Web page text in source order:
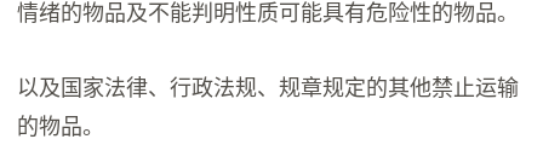
情绪的物品及不能判明性质可能具有危险性的物品。
以及国家法律、行政法规、规章规定的其他禁止运输
的物品。